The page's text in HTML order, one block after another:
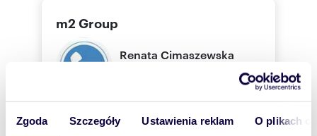
Zgoda Szczegóły Ustawienia reklam O plikach
m2 Group
Renata Cimaszewska
790 74 Pokaż telefon